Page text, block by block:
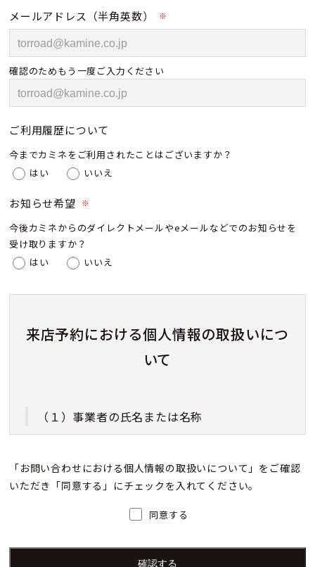
メールアドレス（半角英数） ※
確認のためもう一度ご入力ください
ご利用履歴について
今までカミネをご利用されたことはございますか？
はい
いいえ
お知らせ希望 ※
今後カミネからのダイレクトメールやeメールなどでのお知らせを
受け取りますか？
はい
いいえ
来店予約における個人情報の取扱いにつ
いて
（１）事業者の氏名または名称
（２）個人情報保護管理者（若しくはその代理
人）の氏名又は職名、所属及び連絡先
個人情報保護管理者：上根 彩
「お問い合わせにおける個人情報の取扱いについて」をご確認
いただき「同意する」にチェックを入れてください。
同意する